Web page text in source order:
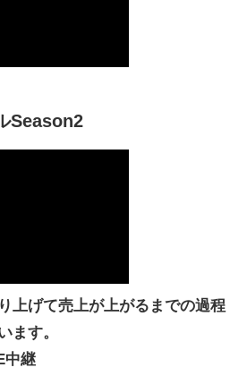
Season2
上げて売上が上がるまでの過程
ます。
中継